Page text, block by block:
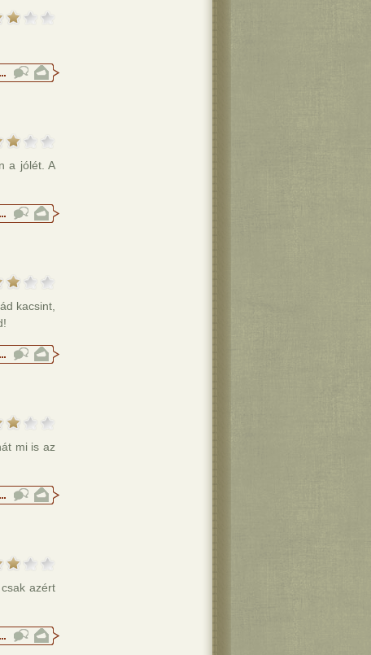
a jólét. A
kacsint,
mi is az
azért